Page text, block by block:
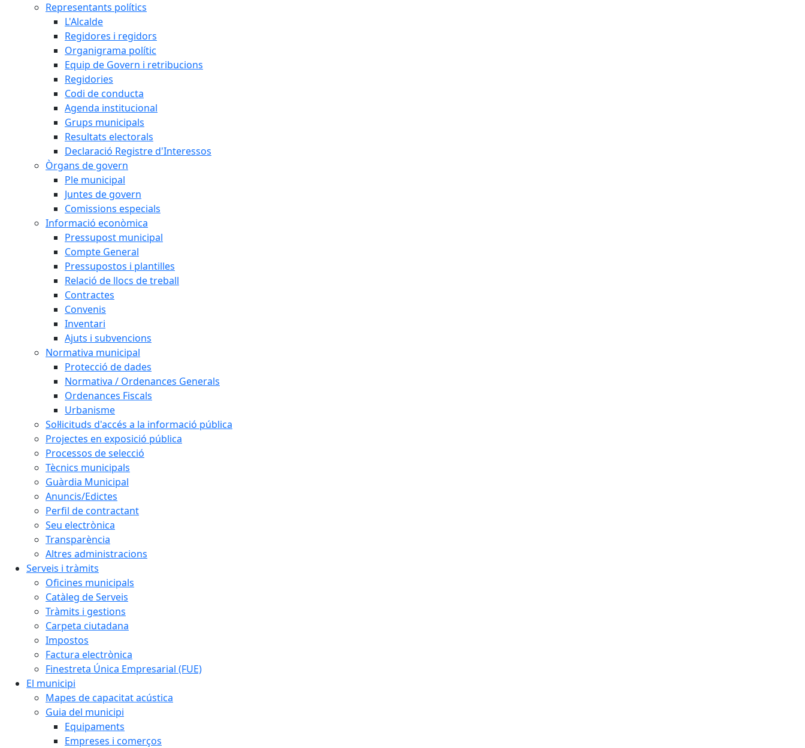
Representants polítics
L'Alcalde
Regidores i regidors
Organigrama polític
Equip de Govern i retribucions
Regidories
Codi de conducta
Agenda institucional
Grups municipals
Resultats electorals
Declaració Registre d'Interessos
Òrgans de govern
Ple municipal
Juntes de govern
Comissions especials
Informació econòmica
Pressupost municipal
Compte General
Pressupostos i plantilles
Relació de llocs de treball
Contractes
Convenis
Inventari
Ajuts i subvencions
Normativa municipal
Protecció de dades
Normativa / Ordenances Generals
Ordenances Fiscals
Urbanisme
Sol·licituds d'accés a la informació pública
Projectes en exposició pública
Processos de selecció
Tècnics municipals
Guàrdia Municipal
Anuncis/Edictes
Perfil de contractant
Seu electrònica
Transparència
Altres administracions
Serveis i tràmits
Oficines municipals
Catàleg de Serveis
Tràmits i gestions
Carpeta ciutadana
Impostos
Factura electrònica
Finestreta Única Empresarial (FUE)
El municipi
Mapes de capacitat acústica
Guia del municipi
Equipaments
Empreses i comerços